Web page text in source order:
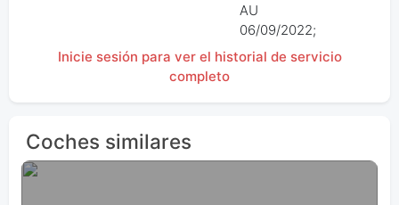
AU
06/09/2022;
Inicie sesión para ver el historial de servicio
completo
Coches similares